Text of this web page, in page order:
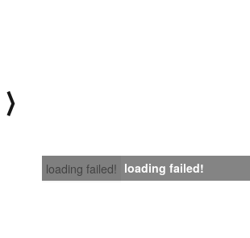
⟩
loading failed! loading failed!